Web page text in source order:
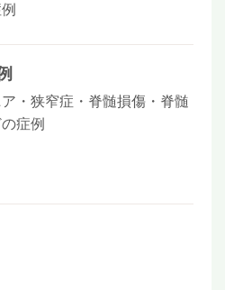
・狭窄症・脊髄損傷・脊髄
症例